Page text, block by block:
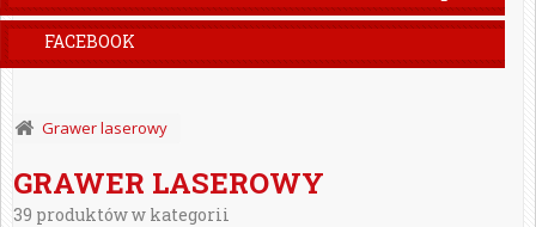
FACEBOOK
Grawer laserowy
GRAWER LASEROWY
39 produktów w kategorii